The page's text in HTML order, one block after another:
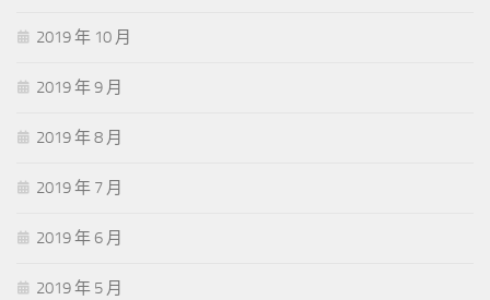
2019 年 10 月
2019 年 9 月
2019 年 8 月
2019 年 7 月
2019 年 6 月
2019 年 5 月